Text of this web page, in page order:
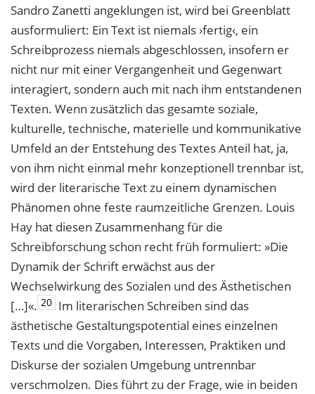
Sandro Zanetti angeklungen ist, wird bei Greenblatt
ausformuliert: Ein Text ist niemals ›fertig‹, ein
Schreibprozess niemals abgeschlossen, insofern er
nicht nur mit einer Vergangenheit und Gegenwart
interagiert, sondern auch mit nach ihm entstandenen
Texten. Wenn zusätzlich das gesamte soziale,
kulturelle, technische, materielle und kommunikative
Umfeld an der Entstehung des Textes Anteil hat, ja,
von ihm nicht einmal mehr konzeptionell trennbar ist,
wird der literarische Text zu einem dynamischen
Phänomen ohne feste raumzeitliche Grenzen. Louis
Hay hat diesen Zusammenhang für die
Schreibforschung schon recht früh formuliert: »Die
Dynamik der Schrift erwächst aus der
Wechselwirkung des Sozialen und des Ästhetischen
[…]«. 20 Im literarischen Schreiben sind das
ästhetische Gestaltungspotential eines einzelnen
Texts und die Vorgaben, Interessen, Praktiken und
Diskurse der sozialen Umgebung untrennbar
verschmolzen. Dies führt zu der Frage, wie in beiden